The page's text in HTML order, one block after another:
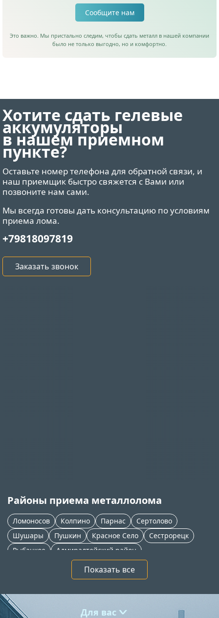
Сообщите нам
Это важно. Мы пристально следим, чтобы сдать металл в нашей компании
было не только выгодно, но и комфортно.
Хотите сдать гелевые
аккумуляторы
в нашем приемном
пункте?
Оставьте номер телефона для обратной связи, и
наш приемщик быстро свяжется с Вами или
позвоните нам сами.
Мы всегда готовы дать консультацию по условиям
приема лома.
+79818097819
Заказать звонок
Районы приема металлолома
Ломоносов Колпино Парнас
Сертолово
Шушары
Пушкин Красное Село
Сестрорецк
Рыбацкое
Адмиралтейский район
Приморский район
Петергоф
Новое Девяткино
Софийская Мга Всеволожск
Кировск
Кировский район
Красногвардейский район
Московский район
Показать все
Для вас>